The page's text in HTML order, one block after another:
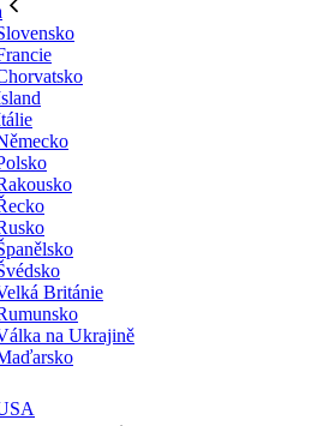
Británie
na Ukrajině